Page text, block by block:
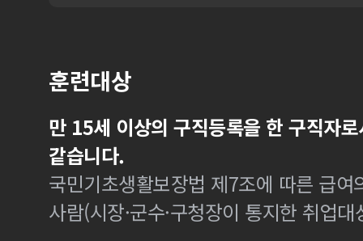
훈련대상
만 15세 이상의 구직등록을 한 구직자
같습니다.
국민기초생활보장법 제7조에 따른 급
사람(시장·군수·구청장이 통지한 취업